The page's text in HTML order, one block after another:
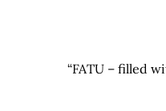
“FATU – filled